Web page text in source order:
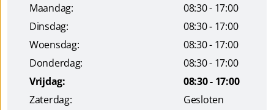
Maandag:
08:30 - 17:00
Dinsdag:
08:30 - 17:00
Woensdag:
08:30 - 17:00
Donderdag:
08:30 - 17:00
Vrijdag:
08:30 - 17:00
Zaterdag:
Gesloten